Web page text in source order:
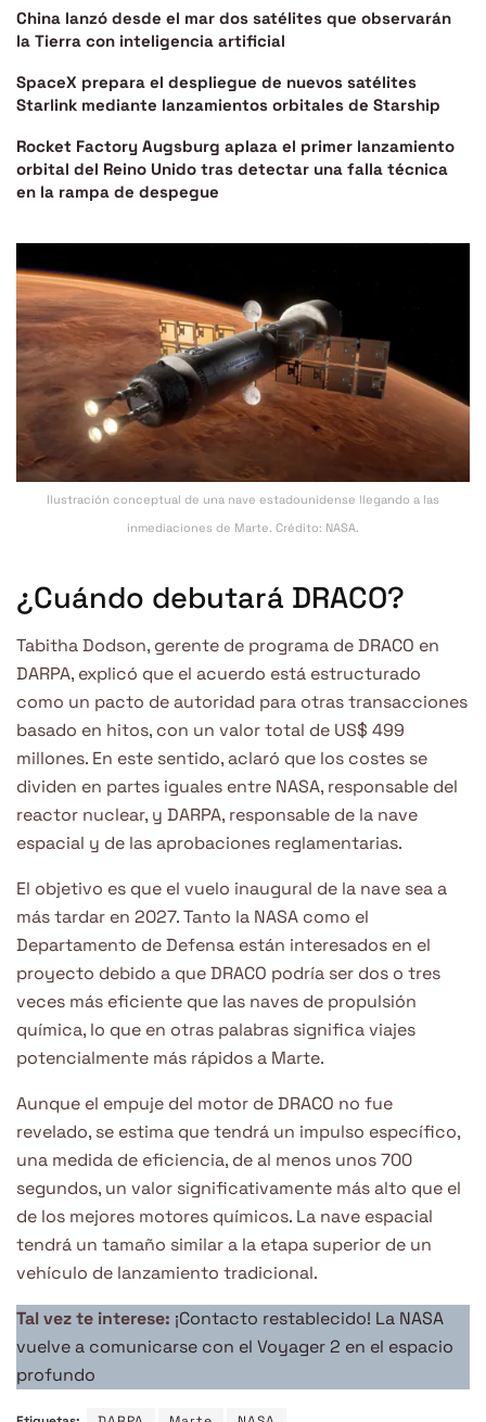
China lanzó desde el mar dos satélites que observarán
la Tierra con inteligencia artificial
SpaceX prepara el despliegue de nuevos satélites
Starlink mediante lanzamientos orbitales de Starship
Rocket Factory Augsburg aplaza el primer lanzamiento
orbital del Reino Unido tras detectar una falla técnica
en la rampa de despegue
Ilustración conceptual de una nave estadounidense llegando a las
inmediaciones de Marte. Crédito: NASA.
¿Cuándo debutará DRACO?
Tabitha Dodson, gerente de programa de DRACO en
DARPA, explicó que el acuerdo está estructurado
como un pacto de autoridad para otras transacciones
basado en hitos, con un valor total de US$ 499
millones. En este sentido, aclaró que los costes se
dividen en partes iguales entre NASA, responsable del
reactor nuclear, y DARPA, responsable de la nave
espacial y de las aprobaciones reglamentarias.
El objetivo es que el vuelo inaugural de la nave sea a
más tardar en 2027. Tanto la NASA como el
Departamento de Defensa están interesados ​​en el
proyecto debido a que DRACO podría ser dos o tres
veces más eficiente que las naves de propulsión
química, lo que en otras palabras significa viajes
potencialmente más rápidos a Marte.
Aunque el empuje del motor de DRACO no fue
revelado, se estima que tendrá un impulso específico,
una medida de eficiencia, de al menos unos 700
segundos, un valor significativamente más alto que el
de los mejores motores químicos. La nave espacial
tendrá un tamaño similar a la etapa superior de un
vehículo de lanzamiento tradicional.
Tal vez te interese: ¡Contacto restablecido! La NASA
vuelve a comunicarse con el Voyager 2 en el espacio
profundo